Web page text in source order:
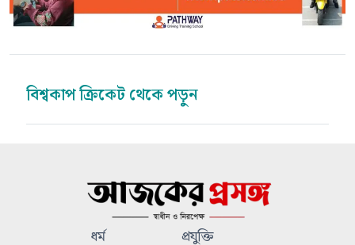
বিশ্বকাপ ক্রিকেট থেকে পড়ুন
ধর্ম
প্রযুক্তি